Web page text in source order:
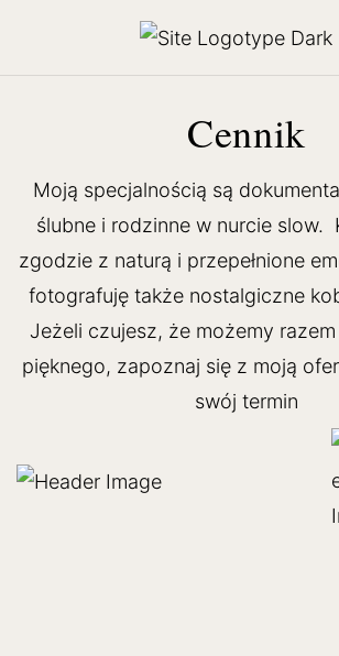
Cennik
Moją specjalnością są
ślubne i rodzinne w nurcie slow.
zgodzie z naturą i przepełnione
fotografuję także nostalgiczne
Jeżeli czujesz, że możemy
pięknego, zapoznaj się z moją
swój termin